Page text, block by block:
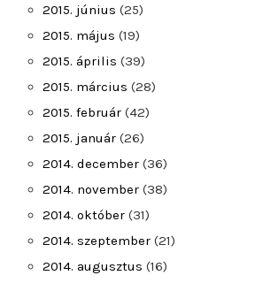
2015. június (25)
2015. május (19)
2015. április (39)
2015. március (28)
2015. február (42)
2015. január (26)
2014. december (36)
2014. november (38)
2014. október (31)
2014. szeptember (21)
2014. augusztus (16)